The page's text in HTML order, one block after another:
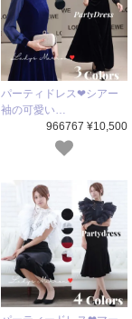
パーティドレス❤シアー
袖の可愛い…
966767 ¥10,500